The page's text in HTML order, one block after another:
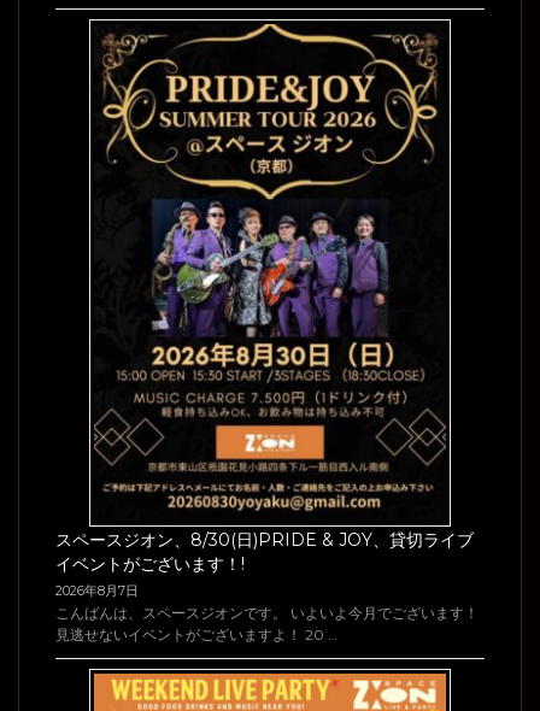
スペースジオン、8/30(日)PRIDE & JOY、貸切ライブ
イベントがございます！!
2026年8月7日
こんばんは、スペースジオンです。 いよいよ今月でございます！
見逃せないイベントがございますよ！ 20 …